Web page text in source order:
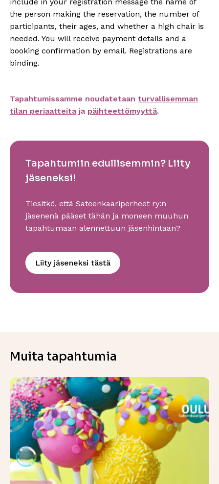
the person making the reservation, the number of
participants, their ages, and whether a high chair is
needed. You will receive payment details and a
booking confirmation by email. Registrations are
binding.
Tapahtumissamme noudatetaan turvallisemman
tilan periaatteitaja päihteettömyyttä.
Tapahtumiin edullisemmin? Liity
jäseneksi!
Tiesitkö, että Sateenkaariperheet ry:n
jäsenenä pääset tähän ja moneen muuhun
tapahtumaan alennettuun jäsenhintaan?
Liity jäseneksi tästä
Muita tapahtumia